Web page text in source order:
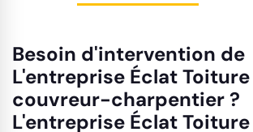
Besoin d'intervention de
L'entreprise Éclat Toiture
couvreur-charpentier ?
L'entreprise Éclat Toiture